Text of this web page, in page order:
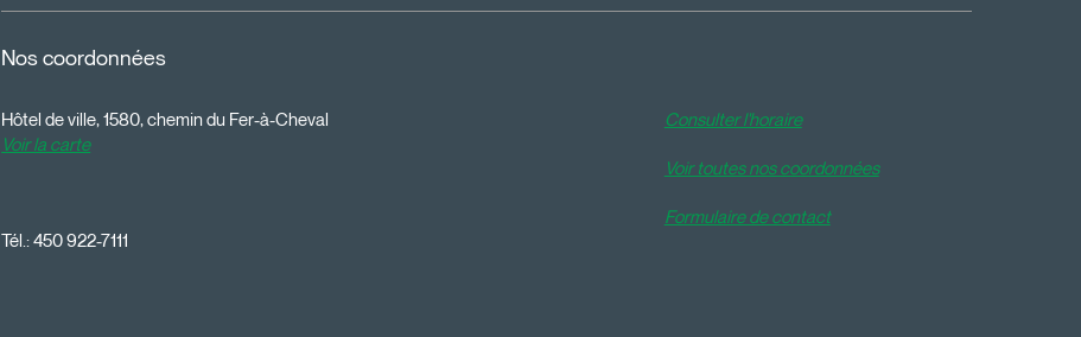
Nos coordonnées
Hôtel de ville, 1580, chemin du Fer-à-Cheval
Voir la carte
Tél.:450 922-7111
Consulter l'horaire
Voir toutes nos coordonnées
Formulaire de contact